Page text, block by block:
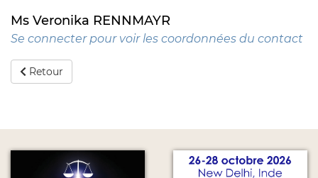
Ms Veronika RENNMAYR
Se connecter pour voir les coordonnées du contact
Retour